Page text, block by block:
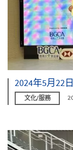
2024年5月22
文化/服務